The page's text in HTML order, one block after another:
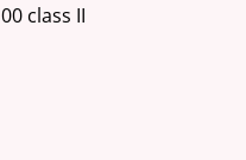
class II